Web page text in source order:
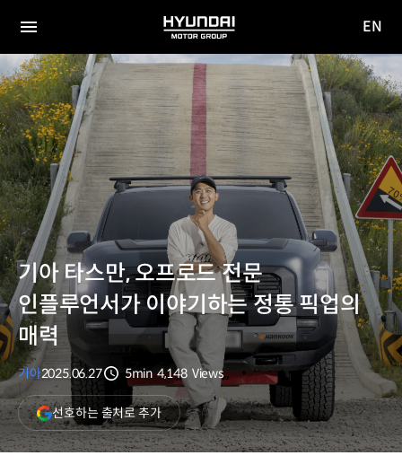
전체
메뉴
HYUNDAI
MOTOR
GROUP
사이
이동
EN
기아 타스만, 오프로드 전문
인플루언서가 이야기하는 정통 픽업의
매력
기아2025.06.27
분량
5min
조회수
4,148 Views
선호하는 출처로 추가(새
창
열림)